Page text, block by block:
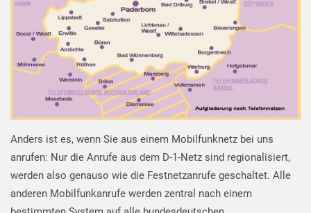
Anders ist es, wenn Sie aus einem Mobilfunknetz bei uns
anrufen: Nur die Anrufe aus dem D-1-Netz sind regionalisiert,
werden also genauso wie die Festnetzanrufe geschaltet. Alle
anderen Mobilfunkanrufe werden zentral nach einem